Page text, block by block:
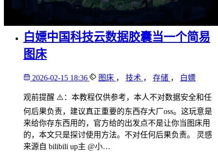
白嫖中国科技云数据胶囊当一个简易
图床
2026-02-15 18:36 图床 ， 技术 ， 存储 ， 白嫖
观前提醒 ⚠️：本教程仅供参考，本人不对数据安全和任
何后果负责，建议真正重要的东西存大厂oss。这玩意是
来给你存东西用的，官方给的出发点不是让你当图床用
的，本文只是探讨使用方法。不对任何后果负责。 灵感
来源自 bilibili up主 @小…